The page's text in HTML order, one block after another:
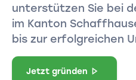
unterstützen Sie bei
im Kanton
bis zur erfolgreichen
Jetzt gründen